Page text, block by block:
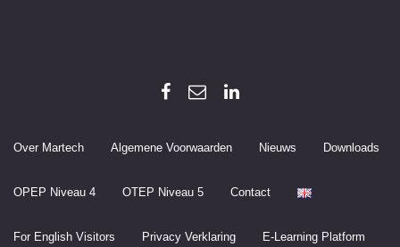
Over Martech Algemene Voorwaarden Nieuws Downloads
OPEP Niveau 4 OTEP Niveau 5 Contact
For English Visitors Privacy Verklaring E-Learning Platform